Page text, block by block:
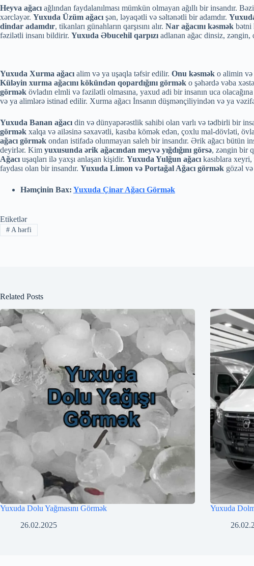
Heyva ağacı ağlından faydalanılması mümkün olmayan ağıllı bir insandır.
xərcləyər. Yuxuda Üzüm ağacı şən, ləyaqətli və səltənətli bir adamdır.
dindar adamdır, tikanları günahların qarşısını alır. Nar ağacını kəsmək bətni
fəzilətli insanı bildirir. Yuxuda Əbucehil qarpızı adlanan ağac dinsiz, zəngin,
Yuxuda Xurma ağacı alim və ya uşaqla təfsir edilir. Onu kəsmək o alimin və
Küləyin xurma ağacını kökündən qopardığını görmək o şəhərdə vəba
görmək övladın elmli və fəzilətli olmasına, yaxud adi bir insanın uca
və ya alimlərə istinad edilir. Xurma ağacı İnsanın düşmənçiliyindən və ya
Yuxuda Banan ağacı din və dünyapərəstlik sahibi olan varlı və tədbirli bir
görmək xalqa və ailəsinə səxavətli, kasıba kömək edən, çoxlu mal-dövləti,
ağacı görmək ondan istifadə olunmayan saleh bir insandır. Ərik ağacı bütün
deyirlər. Kim yuxusunda ərik ağacından meyvə yığdığını görsə, zəngin bir
Ağacı uşaqları ilə yaxşı anlaşan kişidir. Yuxuda Yulğun ağacı kasıblara
faydası olan bir insandır. Yuxuda Limon və Portağal Ağacı görmək gözəl
Həmçinin Bax: Yuxuda Çinar Ağacı Görmək
Etiketlər
#A hərfi
Related Posts
Yuxuda Dolu Yağmasını Görmək
26.02.2025
Yuxuda